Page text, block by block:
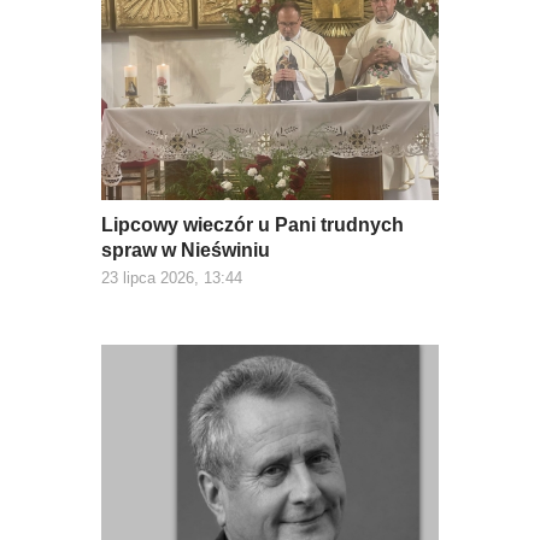
Lipcowy wieczór u Pani trudnych
spraw w Nieświniu
23 lipca 2026, 13:44